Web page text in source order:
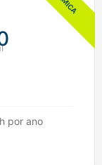
por ano